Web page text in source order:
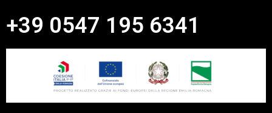
+39 0547 195 6341